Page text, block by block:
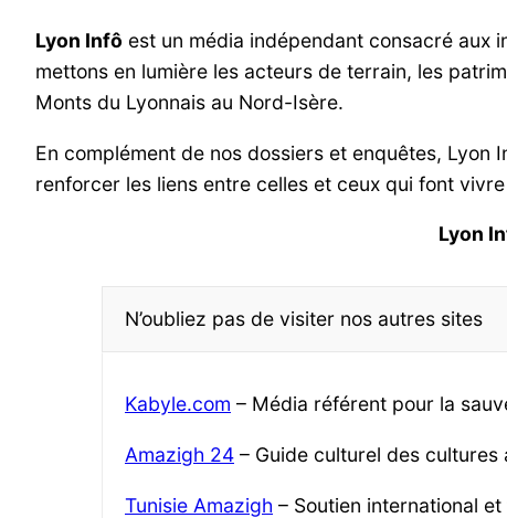
Lyon Infô est un média indépendant consacré aux
mettons en lumière les acteurs de terrain, les
Monts du Lyonnais au Nord-Isère.
En complément de nos dossiers et enquêtes, Lyon
renforcer les liens entre celles et ceux qui font
Lyon
N’oubliez pas de visiter nos autres sites
Kabyle.com – Média référent pour la
Amazigh 24 – Guide culturel des cultures
Tunisie Amazigh – Soutien international